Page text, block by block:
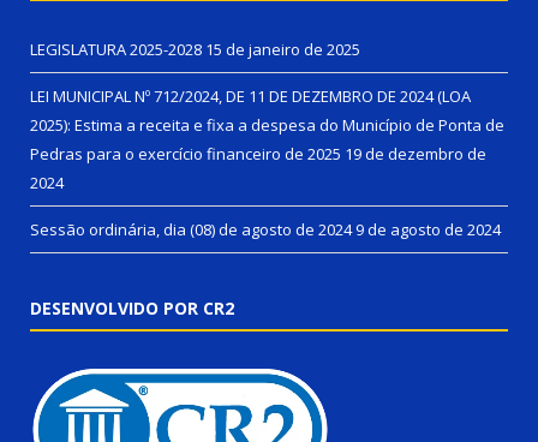
LEGISLATURA 2025-2028 15 de janeiro de 2025
LEI MUNICIPAL Nº 712/2024, DE 11 DE DEZEMBRO DE 2024 (LOA
2025): Estima a receita e fixa a despesa do Município de Ponta de
Pedras para o exercício financeiro de 2025 19 de dezembro de
2024
Sessão ordinária, dia (08) de agosto de 20249 de agosto de 2024
DESENVOLVIDO POR CR2